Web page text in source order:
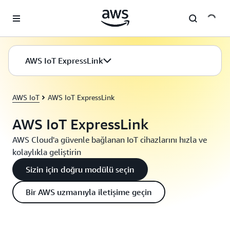
AWS IoT ExpressLink
AWS IoT AWS IoT ExpressLink
AWS IoT ExpressLink
AWS Cloud'a güvenle bağlanan IoT cihazlarını hızla ve
kolaylıkla geliştirin
Sizin için doğru modülü seçin
Bir AWS uzmanıyla iletişime geçin